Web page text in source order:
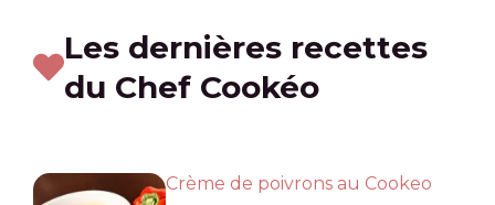
Les dernières recettes
du Chef Cookéo
Crème de poivrons au Cookeo